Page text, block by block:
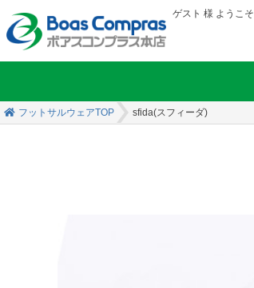
ゲスト 様 ようこそ
フットサルウェアTOP sfida(スフィーダ)